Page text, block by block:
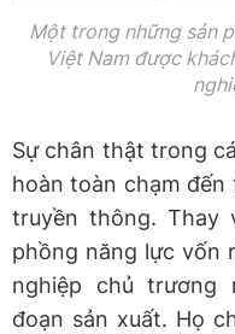
Một trong những sản
Việt Nam được
Sự chân thật trong
hoàn toàn chạm
truyền thông. Thay
phồng năng lực vốn
nghiệp chủ trương
đoạn sản xuất. Họ